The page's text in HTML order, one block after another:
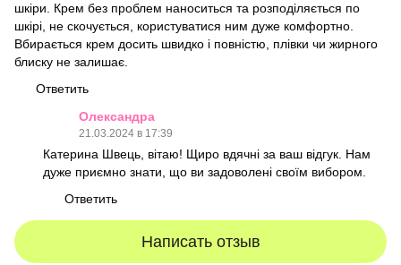
шкіри. Крем без проблем наноситься та розподіляється по
шкірі, не скочується, користуватися ним дуже комфортно.
Вбирається крем досить швидко і повністю, плівки чи жирного
блиску не залишає.
Ответить
Олександра
21.03.2024 в 17:39
Катерина Швець, вітаю! Щиро вдячні за ваш відгук. Нам
дуже приємно знати, що ви задоволені своїм вибором.
Ответить
Написать отзыв